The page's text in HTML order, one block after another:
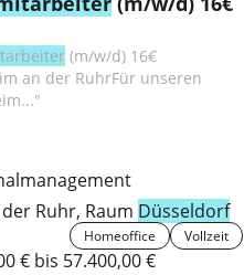
(m/w/d) 16€
an der RuhrFür unseren
Ruhr, Raum Düsseldorf
Homeoffice Vollzeit
€ bis 57.400,00 €